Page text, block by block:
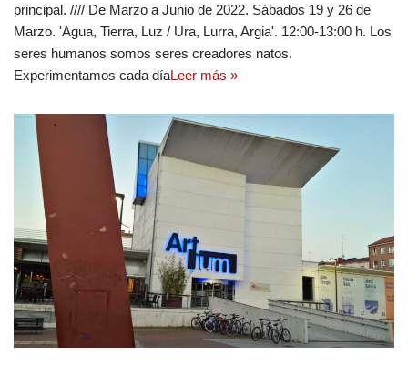
principal. //// De Marzo a Junio de 2022. Sábados 19 y 26 de
Marzo. 'Agua, Tierra, Luz / Ura, Lurra, Argia'. 12:00-13:00 h. Los
seres humanos somos seres creadores natos.
Experimentamos cada díaLeer más »